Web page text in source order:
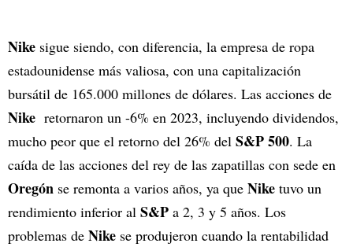
Nike sigue siendo, con diferencia, la empresa de ropa
estadounidense más valiosa, con una capitalización
bursátil de 165.000 millones de dólares. Las acciones de
Nike retornaron un -6% en 2023, incluyendo dividendos,
mucho peor que el retorno del 26% del S&P 500. La
caída de las acciones del rey de las zapatillas con sede en
Oregón se remonta a varios años, ya que Nike tuvo un
rendimiento inferior al S&P a 2, 3 y 5 años. Los
problemas de Nike se produjeron cuando la rentabilidad